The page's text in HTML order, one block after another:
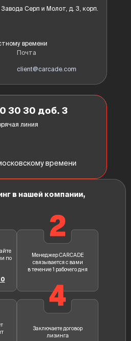
Завода Серп и Молот, д. 3, корп.
времени
Почта
client@carcade.com
30 30 доб. 3
линия
времени
в нашей компании,
по
Менеджер CARCADE
связывается с вами
в течение 1 рабочего дня
Заключаете договор
лизинга